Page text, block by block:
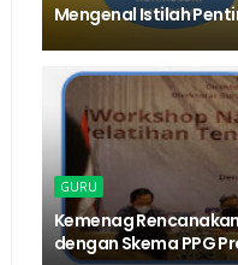
Mengenal Istilah
GURU
Kemenag
dengan Skema PPG